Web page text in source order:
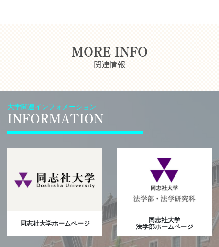
MORE INFO
関連情報
大学関連インフォメーション
INFORMATION
同志社大学ホームページ
同志社大学
法学部ホームページ